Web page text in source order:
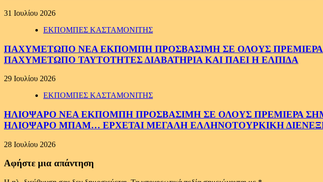
31 Ιουλίου 2026
ΕΚΠΟΜΠΕΣ ΚΑΣΤΑΜΟΝΙΤΗΣ
ΠΑΧΥΜΕΤΩΠΟ ΝΕΑ ΕΚΠΟΜΠΗ ΠΡΟΣΒΑΣΙΜΗ ΣΕ ΟΛΟΥΣ ΠΡΕΜΙΕΡΑ
ΠΑΧΥΜΕΤΩΠΟ ΤΑΥΤΟΤΗΤΕΣ ΔΙΑΒΑΤΗΡΙΑ ΚΑΙ ΠΑΕΙ Η ΕΛΠΙΔΑ
29 Ιουλίου 2026
ΕΚΠΟΜΠΕΣ ΚΑΣΤΑΜΟΝΙΤΗΣ
ΗΛΙΟΨΑΡΟ ΝΕΑ ΕΚΠΟΜΠΗ ΠΡΟΣΒΑΣΙΜΗ ΣΕ ΟΛΟΥΣ ΠΡΕΜΙΕΡΑ
ΗΛΙΟΨΑΡΟ ΜΠΑΜ… ΕΡΧΕΤΑΙ ΜΕΓΑΛΗ ΕΛΛΗΝΟΤΟΥΡΚΙΚΗ
28 Ιουλίου 2026
Αφήστε μια απάντηση